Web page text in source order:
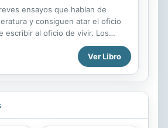
ensayos que hablan de
y consiguen atar el oficio
escribir al oficio de vivir. Los
tanto los hombres como
mujeres, han de ser egoístas para
tiempo de escribir, pero las
no están entrenadas para
egoístas... comenta Margaret
en estas páginas, y si ella lo
Ver Libro